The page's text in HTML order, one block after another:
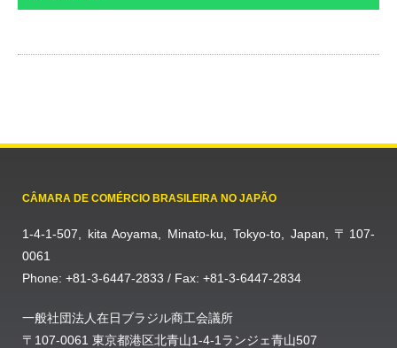
CÂMARA DE COMÉRCIO BRASILEIRA NO JAPÃO
1-4-1-507, kita Aoyama, Minato-ku, Tokyo-to, Japan, 〒107-
0061
Phone: +81-3-6447-2833 / Fax: +81-3-6447-2834
一般社団法人在日ブラジル商工会議所
〒107-0061 東京都港区北青山1-4-1ランジェ青山507